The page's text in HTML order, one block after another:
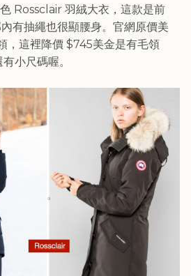
Rossclair 羽絨大衣，這款是前
有抽繩也很顯腰身。官網原價美
，這裡降價 $745美金是有毛領
有小尺碼喔。